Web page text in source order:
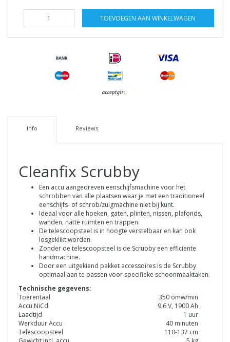
TOEVOEGEN AAN WINKELWAGEN
Info Reviews
Cleanfix Scrubby
Een accu aangedreven eenschijfsmachine voor het
schrobben van alle plaatsen waar je met een traditioneel
eenschijfs- of schrob/zuigmachine niet bij kunt.
Ideaal voor alle hoeken, gaten, plinten, nissen, plafonds,
wanden, natte ruimten en trappen.
De telescoopsteel is in hoogte verstelbaar en kan ook
losgeklikt worden.
Zonder de telescoopsteel is de Scrubby een efficiente
handmachine.
Door een uitgekiend pakket accessoires is de Scrubby
optimaal aan te passen voor specifieke schoonmaaktaken.
Technische gegevens:
Toerentaal
350 omw/min
Accu NiCd
9,6 V, 1900 Ah
Laadtijd
1 uur
Werkduur Accu
40 minuten
Telescoopsteel
110-137 cm